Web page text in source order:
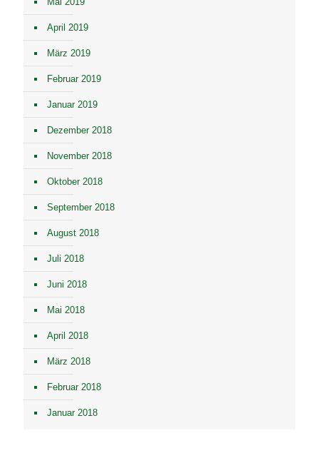
April 2019
März 2019
Februar 2019
Januar 2019
Dezember 2018
November 2018
Oktober 2018
September 2018
August 2018
Juli 2018
Juni 2018
Mai 2018
April 2018
März 2018
Februar 2018
Januar 2018